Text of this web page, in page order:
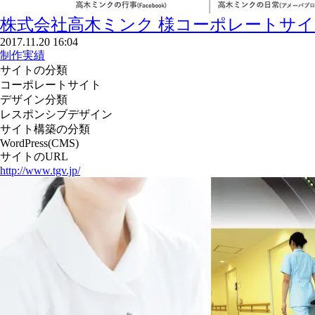
株式会社高木ミンク 様コーポレートサ
2017.11.20 16:04
制作実績
サイトの分類
コーポレートサイト
デザイン分類
レスポンシブデザイン
サイト構築の分類
WordPress(CMS)
サイトのURL
http://www.tgv.jp/